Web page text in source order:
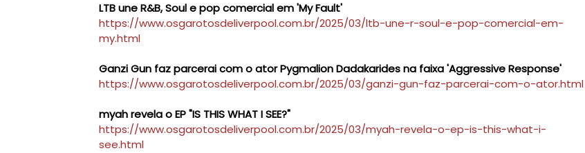
LTB une R&B, Soul e pop comercial em 'My Fault'
https://www.osgarotosdeliverpool.com.br/2025/03/ltb-une-r-soul-e-pop-comercial-em-
my.html
Ganzi Gun faz parcerai com o ator Pygmalion Dadakarides na faixa 'Aggressive Response'
https://www.osgarotosdeliverpool.com.br/2025/03/ganzi-gun-faz-parcerai-com-o-ator.html
myah revela o EP "IS THIS WHAT I SEE?"
https://www.osgarotosdeliverpool.com.br/2025/03/myah-revela-o-ep-is-this-what-i-
see.html